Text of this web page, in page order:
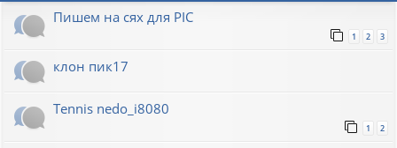
Пишем на сях для PIC
1 2 3
клон пик17
Tennis nedo_i8080
1 2